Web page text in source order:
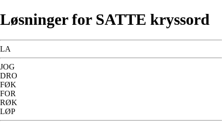
Løsninger for SATTE kryssord
LA
JOG
DRO
FØK
FOR
RØK
LØP